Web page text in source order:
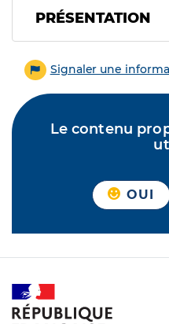
PRÉSENTATION
Signaler une
Le contenu
OUI